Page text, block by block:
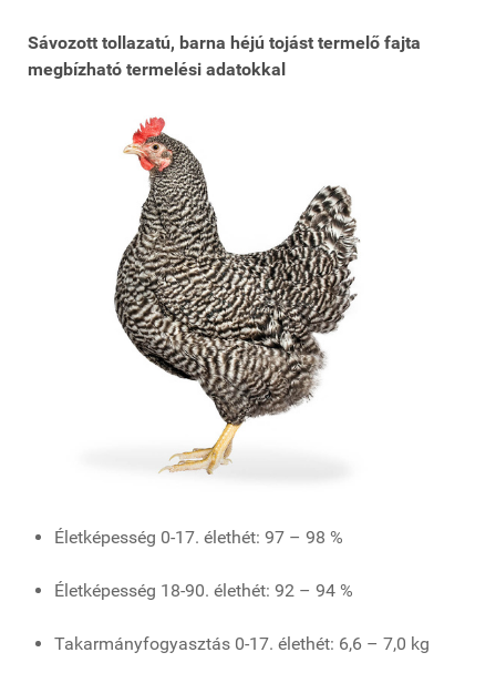
Sávozott tollazatú, barna héjú tojást termelő fajta
megbízható termelési adatokkal
Életképesség 0-17. élethét: 97 – 98 %
Életképesség 18-90. élethét: 92 – 94 %
Takarmányfogyasztás 0-17. élethét: 6,6 – 7,0 kg